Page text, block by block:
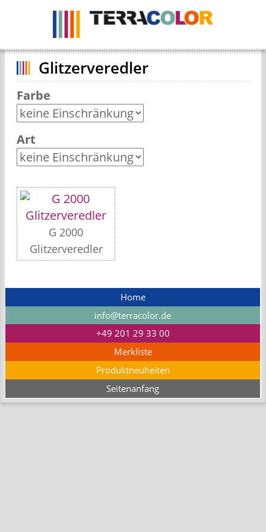
Navigation
ein-
ausblenden
Glitzerveredler
Farbe
Art
G 2000
Glitzerveredler
Home
info@terracolor.de
+49 201 29 33 00
Merkliste
Produktneuheiten
Seitenanfang